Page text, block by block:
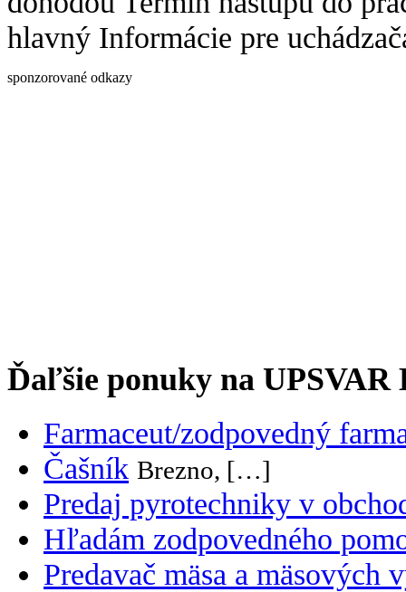
hlavný Informácie pre
sponzorované odkazy
Ďaľšie ponuky na UPSVAR
Farmaceut/zodpovedný
Čašník Brezno, […]
Predaj pyrotechniky v
Hľadám zodpovedného
Predavač mäsa a mäsových